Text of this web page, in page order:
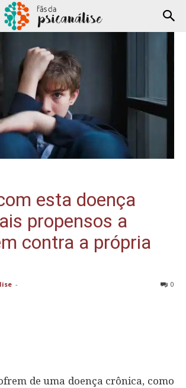
esta doença
propensos a
contra a própria
- 0
de uma doença crônica, como